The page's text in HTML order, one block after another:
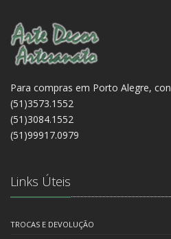
Para compras em Porto Alegre,
(51)3573.1552
(51)3084.1552
(51)99917.0979
Links Úteis
TROCAS E DEVOLUÇÃO